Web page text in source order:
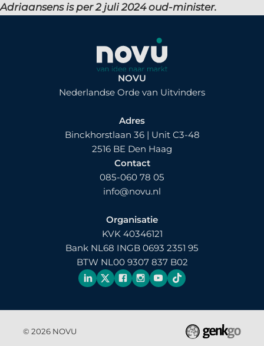
Adriaansens is per 2 juli 2024 oud-minister.
NOVU
Nederlandse Orde van Uitvinders
Adres
Binckhorstlaan 36 | Unit C3-48
2516 BE Den Haag
Contact
085-060 78 05
info@novu.nl
Organisatie
KVK 40346121
Bank NL68 INGB 0693 2351 95
BTW NL00 9307 837 B02
© 2026NOVU